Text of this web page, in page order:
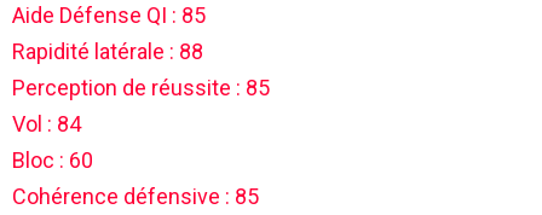
Aide Défense QI : 85
Rapidité latérale : 88
Perception de réussite : 85
Vol : 84
Bloc : 60
Cohérence défensive : 85